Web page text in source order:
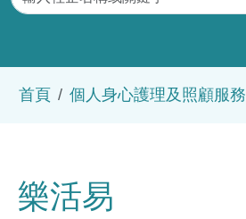
首頁 個人身心護理及照顧服務
樂活易